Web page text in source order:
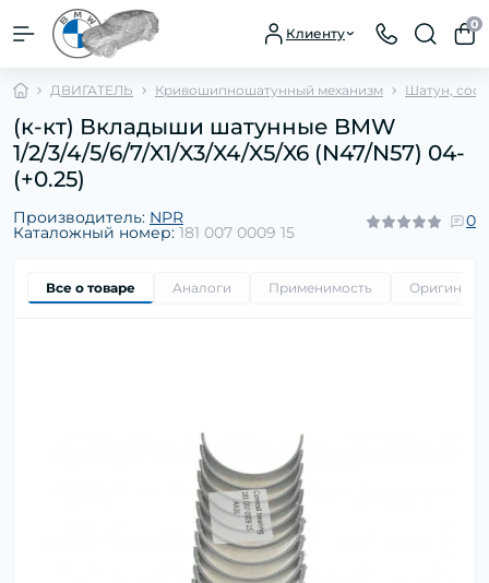
Клиенту
0
ДВИГАТЕЛЬ Кривошипношатунный механизм Шатун,
(к-кт) Вкладыши шатунные BMW
1/2/3/4/5/6/7/X1/X3/X4/X5/X6 (N47/N57) 04-
(+0.25)
Производитель: NPR
Каталожный номер: 181 007 0009 15
0
Все о товаре Аналоги Применимость